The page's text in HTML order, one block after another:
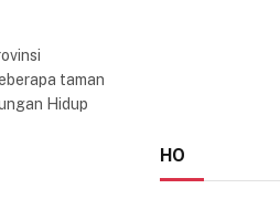
taman
Hidup
HO